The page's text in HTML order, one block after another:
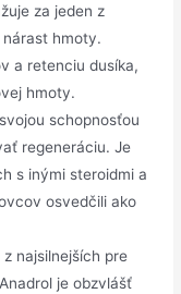
za jeden z
hmoty.
a retenciu dusíka,
hmoty.
schopnosťou
regeneráciu. Je
s inými steroidmi a
osvedčili ako
najsilnejších pre
je obzvlášť